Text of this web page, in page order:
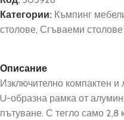
Категории: Къмпинг
столове, Сгъваеми
Описание
Изключително компактен и
U-образна рамка от
пътуване. С тегло само 2,8